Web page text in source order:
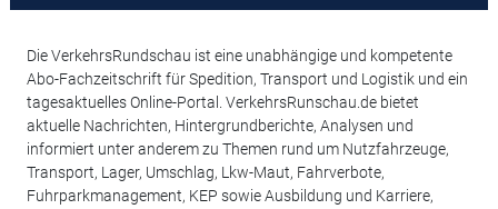
Die VerkehrsRundschau ist eine unabhängige und kompetente
Abo-Fachzeitschrift für Spedition, Transport und Logistik und ein
tagesaktuelles Online-Portal. VerkehrsRunschau.de bietet
aktuelle Nachrichten, Hintergrundberichte, Analysen und
informiert unter anderem zu Themen rund um Nutzfahrzeuge,
Transport, Lager, Umschlag, Lkw-Maut, Fahrverbote,
Fuhrparkmanagement, KEP sowie Ausbildung und Karriere,